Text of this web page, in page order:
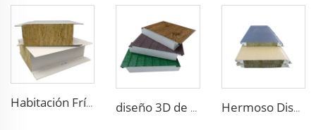
Habitación Fría Casa a Medida Estructura de Acero Industrial Paneles Sándwich de Lana de Roca para Aislamiento en Construcción diseño 3D de fábrica 2023 panel sándwich aislado estructural de espuma ignífuga xps eps Hermoso Diseño de Panel de Pared Aislada Exterior con Paneles de Metal Tallado para Almacén